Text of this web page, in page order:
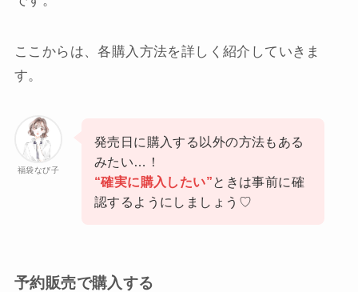
ここからは、各購入方法を詳しく紹介していきま
す。
福袋なび子
発売日に購入する以外の方法もある
みたい…！
“確実に購入したい” ときは事前に確
認するようにしましょう♡
予約販売で購入する